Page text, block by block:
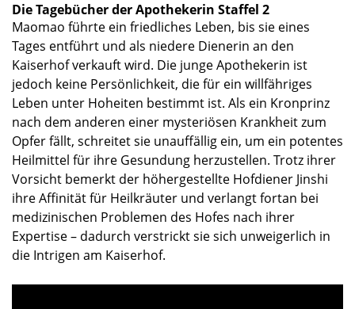
Die Tagebücher der Apothekerin Staffel 2
Maomao führte ein friedliches Leben, bis sie eines
Tages entführt und als niedere Dienerin an den
Kaiserhof verkauft wird. Die junge Apothekerin ist
jedoch keine Persönlichkeit, die für ein willfähriges
Leben unter Hoheiten bestimmt ist. Als ein Kronprinz
nach dem anderen einer mysteriösen Krankheit zum
Opfer fällt, schreitet sie unauffällig ein, um ein potentes
Heilmittel für ihre Gesundung herzustellen. Trotz ihrer
Vorsicht bemerkt der höhergestellte Hofdiener Jinshi
ihre Affinität für Heilkräuter und verlangt fortan bei
medizinischen Problemen des Hofes nach ihrer
Expertise – dadurch verstrickt sie sich unweigerlich in
die Intrigen am Kaiserhof.